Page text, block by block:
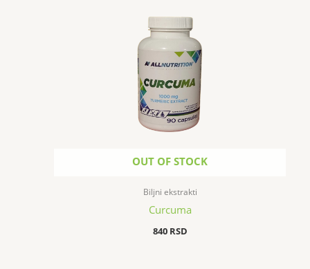
OUT OF STOCK
Biljni ekstrakti
Curcuma
840 RSD